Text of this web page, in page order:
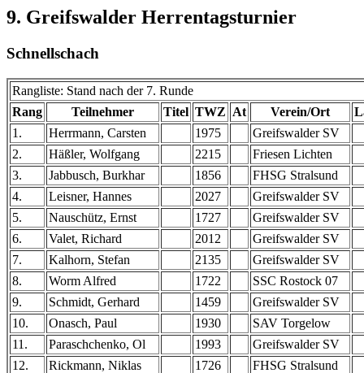
9. Greifswalder Herrentagsturnier
Schnellschach
Rangliste: Stand nach der 7. Runde
Rang
Teilnehmer Titel TWZ At Verein/Ort
1.
Herrmann, Carsten 1975
Greifswalder SV
2.
Häßler, Wolfgang 2215
Friesen Lichten
3.
Jabbusch, Burkhar 1856
FHSG Stralsund
4.
Leisner, Hannes 2027
Greifswalder SV
5.
Nauschütz, Ernst 1727
Greifswalder SV
6.
Valet, Richard 2012
Greifswalder SV
7.
Kalhorn, Stefan 2135
Greifswalder SV
8.
Worm Alfred 1722
SSC Rostock 07
9.
Schmidt, Gerhard 1459
Greifswalder SV
10.
Onasch, Paul 1930
SAV Torgelow
11.
Paraschchenko, Ol 1993
Greifswalder SV
12.
Rickmann, Niklas 1726
FHSG Stralsund